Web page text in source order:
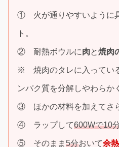
① 火が通りやすいように
ト。
② 耐熱ボウルに肉と焼肉
※ 焼肉のタレに入ってい
ンパク質を分解しやわらか
③ ほかの材料を加えてさら
④ ラップして600Wで10
⑤ そのまま 5分おいて余熱